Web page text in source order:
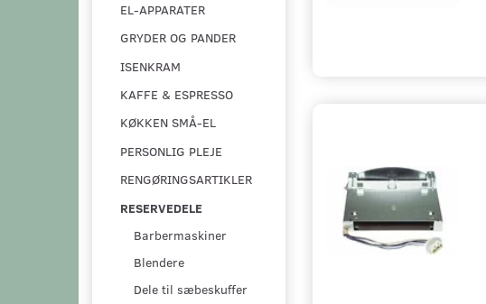
EL-APPARATER
GRYDER OG PANDER
ISENKRAM
KAFFE & ESPRESSO
KØKKEN SMÅ-EL
PERSONLIG PLEJE
RENGØRINGSARTIKLER
RESERVEDELE
Barbermaskiner
Blendere
Dele til sæbeskuffer